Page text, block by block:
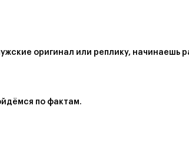
оригинал или реплику, начинаешь
по фактам.